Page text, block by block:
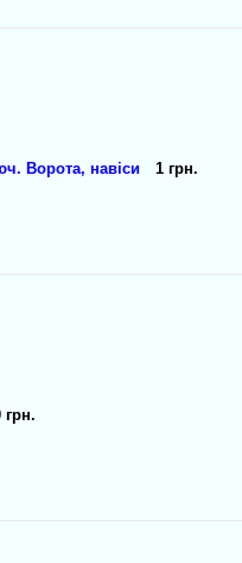
Ворота, навіси 1 грн.
грн.